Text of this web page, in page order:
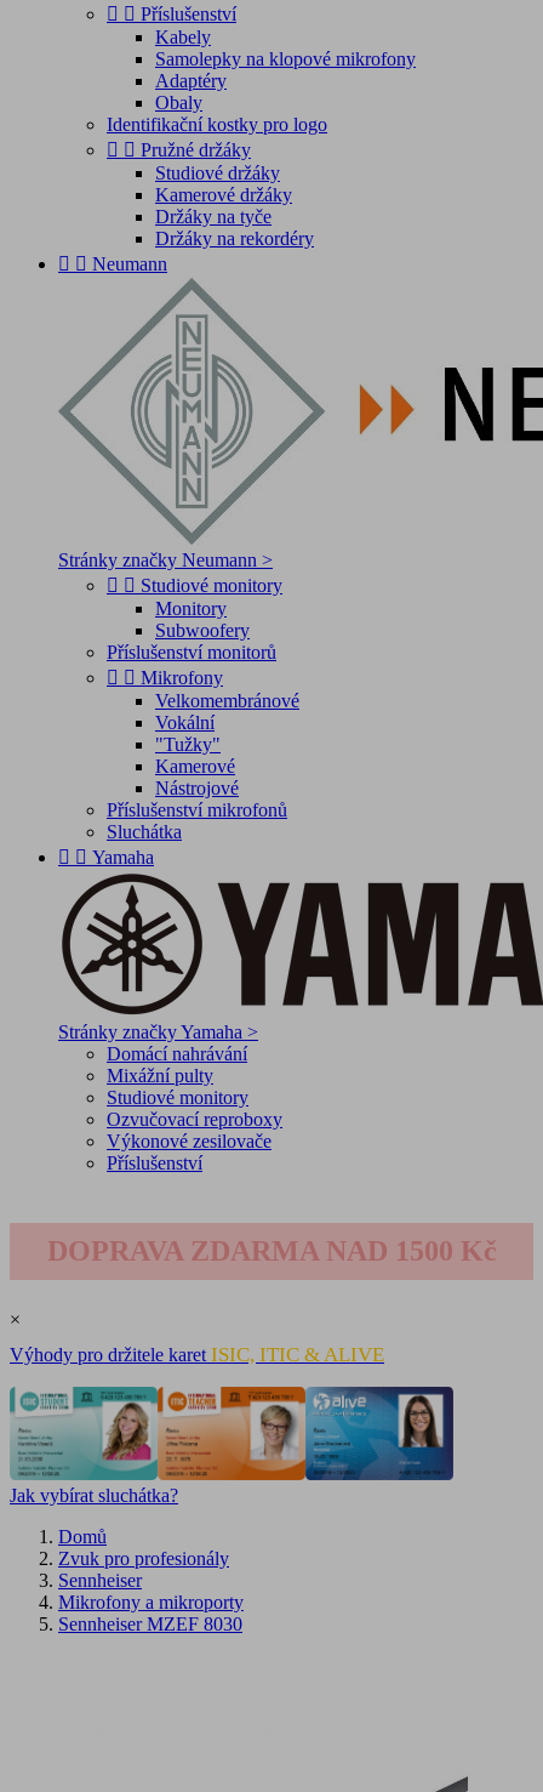
  Příslušenství
Kabely
Samolepky na klopové mikrofony
Adaptéry
Obaly
Identifikační kostky pro logo
  Pružné držáky
Studiové držáky
Kamerové držáky
Držáky na tyče
Držáky na rekordéry
  Neumann
Stránky značky Neumann >
  Studiové monitory
Monitory
Subwoofery
Příslušenství monitorů
  Mikrofony
Velkomembránové
Vokální
"Tužky"
Kamerové
Nástrojové
Příslušenství mikrofonů
Sluchátka
  Yamaha
Stránky značky Yamaha >
Domácí nahrávání
Mixážní pulty
Studiové monitory
Ozvučovací reproboxy
Výkonové zesilovače
Příslušenství
DOPRAVA ZDARMA NAD 1500 Kč
×
Výhody pro držitele karet ISIC, ITIC & ALIVE
Jak vybírat sluchátka?
Domů
Zvuk pro profesionály
Sennheiser
Mikrofony a mikroporty
Sennheiser MZEF 8030